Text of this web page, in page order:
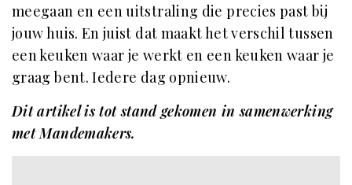
meegaan en een uitstraling die precies past bij
jouw huis. En juist dat maakt het verschil tussen
een keuken waar je werkt en een keuken waar je
graag bent. Iedere dag opnieuw.
Dit artikel is tot stand gekomen in samenwerking
met Mandemakers.